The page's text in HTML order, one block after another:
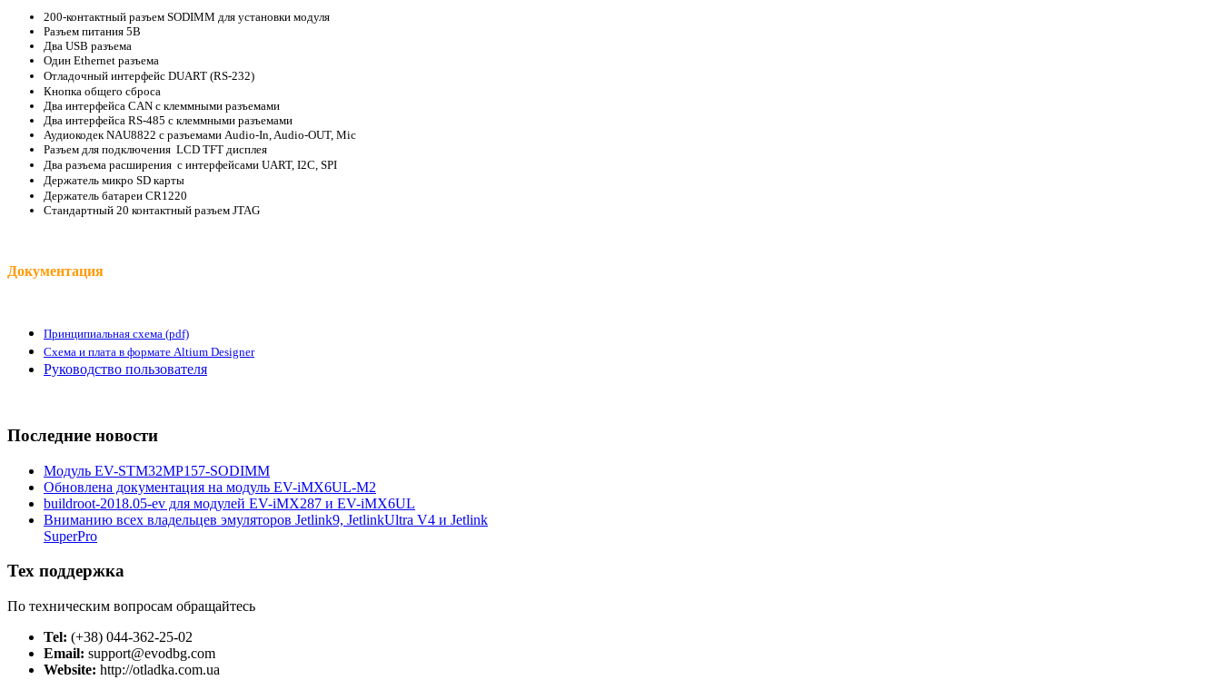
200-контактный разъем SODIMM для установки модуля
Разъем питания 5В
Два USB разъема
Один Ethernet разъема
Отладочный интерфейс DUART (RS-232)
Кнопка общего сброса
Два интерфейса CAN с клеммными разъемами
Два интерфейса RS-485 с клеммными разъемами
Аудиокодек NAU8822 с разъемами Audio-In, Audio-OUT, Mic
Разъем для подключения LCD TFT дисплея
Два разъема расширения с интерфейсами UART, I2C, SPI
Держатель микро SD карты
Держатель батареи CR1220
Стандартный 20 контактный разъем JTAG
Документация
Принципиальная схема (pdf)
Схема и плата в формате Altium Designer
Руководство пользователя
Последние новости
Модуль EV-STM32MP157-SODIMM
Обновлена документация на модуль EV-iMX6UL-M2
buildroot-2018.05-ev для модулей EV-iMX287 и EV-iMX6UL
Вниманию всех владельцев эмуляторов Jetlink9, JetlinkUltra V4 и Jetlink
SuperPro
Тех поддержка
По техническим вопросам обращайтесь
Tel: (+38) 044-362-25-02
Email: support@evodbg.com
Website: http://otladka.com.ua